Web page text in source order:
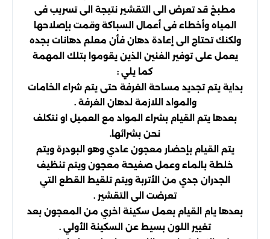
مطبخ قد تعرض الى التقشير نتيجة الى تسريب فى
المياه وأخطاء فى أعمال السباكة وقمت بإصلاحها
ولكنك تحتاج الى إعادة دهان فأن معلم دهانات بجده
يعمل على توفير الفنين الذين يقوموا بتلك المهمة
كما يلي :
بداية يتم تجديد مساحة الغرفة حتى يتم شراء الخامات
والمواد اللازمة لدهان الغرفة .
بعدها يتم القيام بشراء المواد مع العميل او نتكلف
نحن بشرائها.
يتم القيام بإحضار معجون عادي وهو البودرة ويتم
خلطة بالماء وعمل صفيحة معجون ويتم تنظيف
الجدران جدي من الأتربة ويتم تلقيط القطع التي
تعرضت الى التقشير .
بعدها يام القيام بعمل سكينة اخري من المعجون بعد
تغيير اللون بسيط عن السكينة الأولي .